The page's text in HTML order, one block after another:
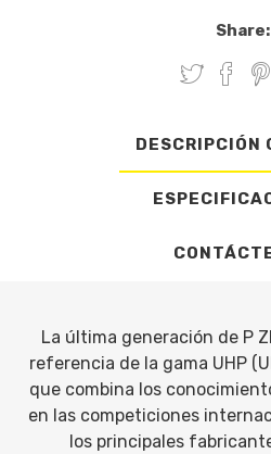
Share:
DESCRIPCIÓN
La última generación de P
referencia de la gama UHP
que combina los
en las competiciones
los principales